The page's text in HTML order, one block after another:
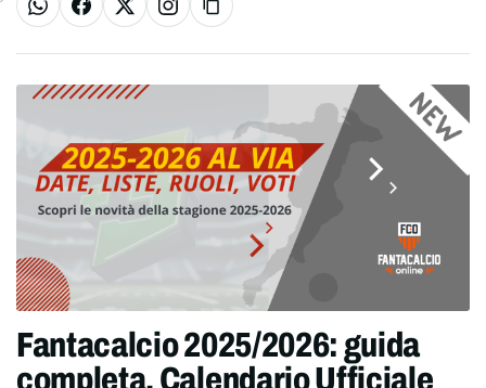
WhatsAppFacebook
X InstagramCopia link
Fantacalcio 2025/2026: guida
completa, Calendario Ufficiale